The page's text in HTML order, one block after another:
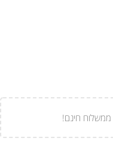
ממשלוח חינם!